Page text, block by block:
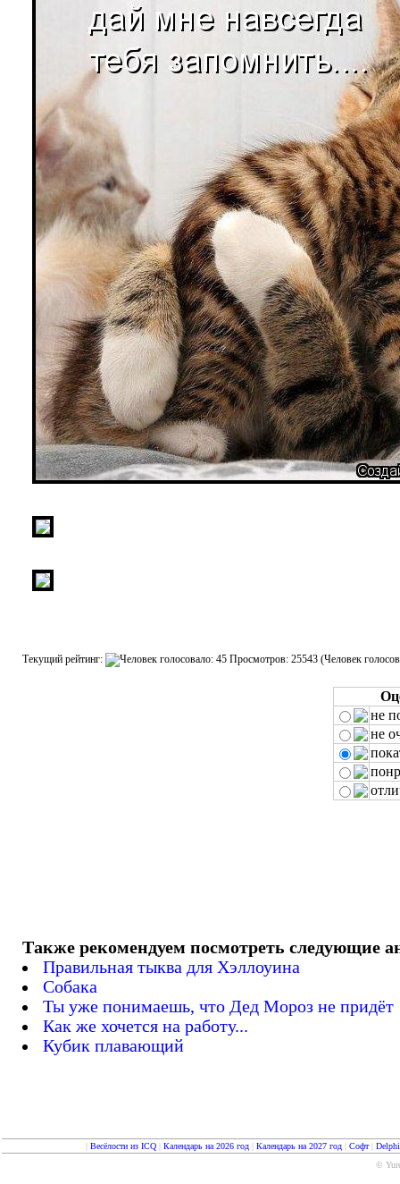
Текущий рейтинг: (Человек
не
не
Также рекомендуем посмотреть следующие
Правильная тыква для Хэллоуина
Собака
Ты уже понимаешь, что Дед Мороз не придёт
Как же хочется на работу...
Кубик плавающий
Весёлости из ICQ| Календарь на 2026 год| Календарь на 2027 год| Софт|
©